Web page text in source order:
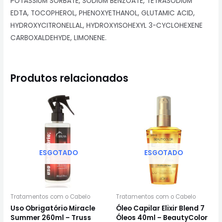
EDTA, TOCOPHEROL, PHENOXYETHANOL, GLUTAMIC ACID,
HYDROXYCITRONELLAL, HYDROXYISOHEXYL 3-CYCLOHEXENE
CARBOXALDEHYDE, LIMONENE.
Produtos relacionados
ESGOTADO
Tratamentos com o Cabelo
Uso Obrigatório Miracle
Summer 260ml – Truss
ESGOTADO
Tratamentos com o Cabelo
Óleo Capilar Elixir Blend 7
Óleos 40ml – BeautyColor